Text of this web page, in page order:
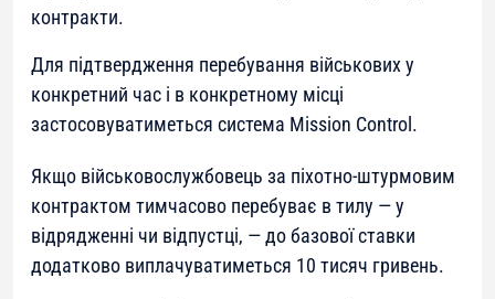
контракти.
Для підтвердження перебування військових у
конкретний час і в конкретному місці
застосовуватиметься система Mission Control.
Якщо військовослужбовець за піхотно-штурмовим
контрактом тимчасово перебуває в тилу — у
відрядженні чи відпустці, — до базової ставки
додатково виплачуватиметься 10 тисяч гривень.